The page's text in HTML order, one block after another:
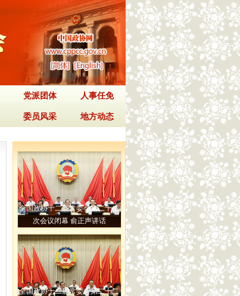
党派团体 人事任免
委员风采 地方动态
全国政协十二届常委会第二十二
次会议闭幕 俞正声讲话
全国政协十二届常委会第二十二